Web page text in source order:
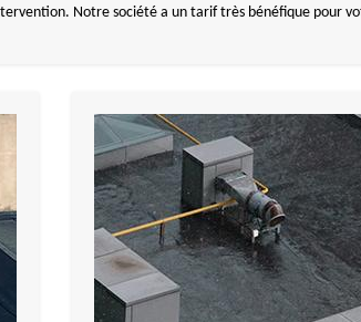
Notre société a un tarif très bénéfique pour